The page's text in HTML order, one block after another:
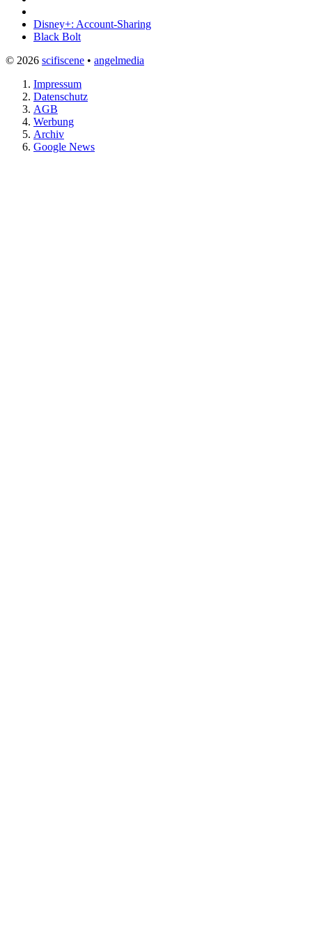
Disney+: Account-Sharing
Black Bolt
© 2026 scifiscene • angelmedia
Impressum
Datenschutz
AGB
Werbung
Archiv
Google News